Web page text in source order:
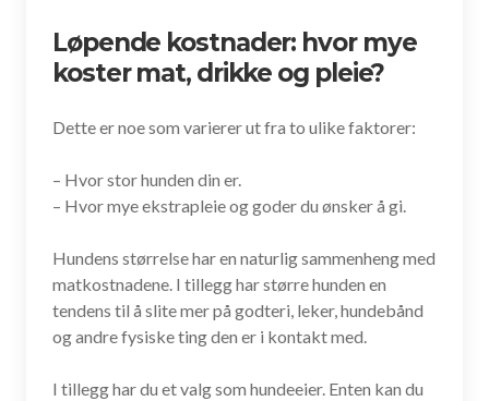
Løpende kostnader: hvor mye
koster mat, drikke og pleie?
Dette er noe som varierer ut fra to ulike faktorer:
– Hvor stor hunden din er.
– Hvor mye ekstrapleie og goder du ønsker å gi.
Hundens størrelse har en naturlig sammenheng med
matkostnadene. I tillegg har større hunden en
tendens til å slite mer på godteri, leker, hundebånd
og andre fysiske ting den er i kontakt med.
I tillegg har du et valg som hundeeier. Enten kan du